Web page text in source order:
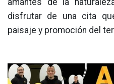
amantes de la
disfrutar de una cita
paisaje y promoción del